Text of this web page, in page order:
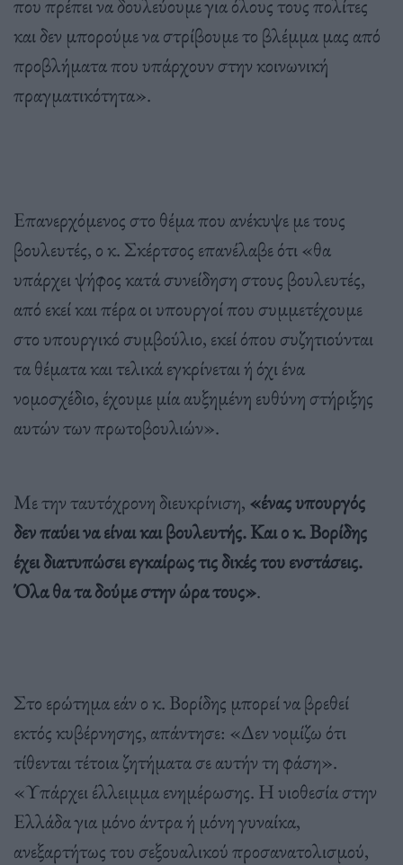
και δεν μπορούμε να στρίβουμε το βλέμμα μας από
προβλήματα που υπάρχουν στην κοινωνική
πραγματικότητα».
Επανερχόμενος στο θέμα που ανέκυψε με τους
βουλευτές, ο κ. Σκέρτσος επανέλαβε ότι «θα
υπάρχει ψήφος κατά συνείδηση στους βουλευτές,
από εκεί και πέρα οι υπουργοί που συμμετέχουμε
στο υπουργικό συμβούλιο, εκεί όπου συζητιούνται
τα θέματα και τελικά εγκρίνεται ή όχι ένα
νομοσχέδιο, έχουμε μία αυξημένη ευθύνη στήριξης
αυτών των πρωτοβουλιών».
Με την ταυτόχρονη διευκρίνιση, «ένας υπουργός
δεν παύει να είναι και βουλευτής. Και ο κ. Βορίδης
έχει διατυπώσει εγκαίρως τις δικές του ενστάσεις.
Όλα θα τα δούμε στην ώρα τους».
Στο ερώτημα εάν ο κ. Βορίδης μπορεί να βρεθεί
εκτός κυβέρνησης, απάντησε: «Δεν νομίζω ότι
τίθενται τέτοια ζητήματα σε αυτήν τη φάση».
«Υπάρχει έλλειμμα ενημέρωσης. Η υιοθεσία στην
Ελλάδα για μόνο άντρα ή μόνη γυναίκα,
ανεξαρτήτως του σεξουαλικού προσανατολισμού,